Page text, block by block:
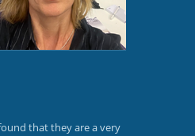
that they are a very